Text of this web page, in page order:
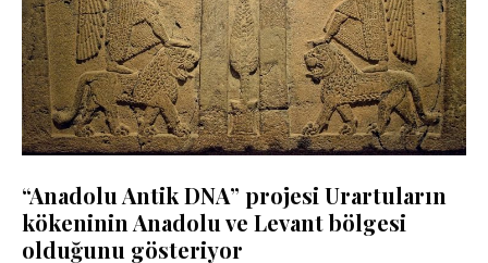
“Anadolu Antik DNA” projesi Urartuların
kökeninin Anadolu ve Levant bölgesi
olduğunu gösteriyor